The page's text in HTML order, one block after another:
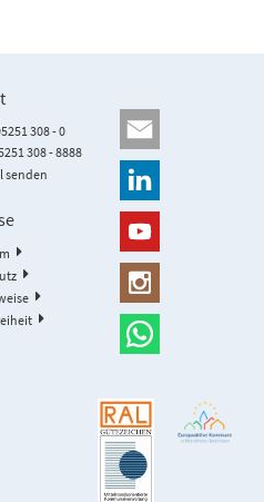
308 - 0
308 - 8888
senden